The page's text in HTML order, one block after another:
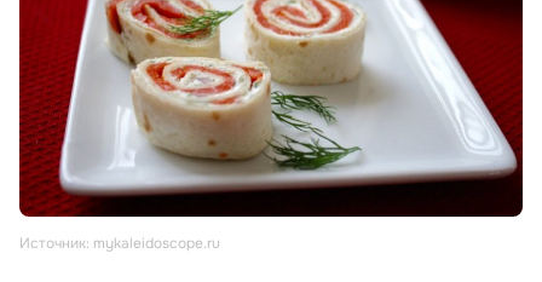
Источник: mykaleidoscope.ru